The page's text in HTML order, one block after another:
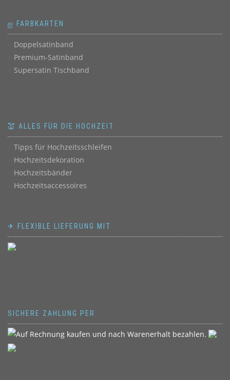
ஐ FARBKARTEN
Doppelsatinband
Premium-Satinband
Supersatin Tischband
💒 ALLES FÜR DIE HOCHZEIT
Tipps für Hochzeitsschleifen
Hochzeitsdekoration
Hochzeitsbänder
Hochzeitsaccessoires
✈ FLEXIBLE LIEFERUNG MIT
SICHERE ZAHLUNG PER